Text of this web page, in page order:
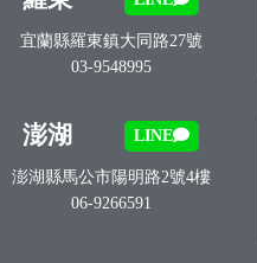
宜蘭縣羅東鎮大同路27號
03-9548995
澎湖 LINE
澎湖縣馬公市陽明路2號4樓
06-9266591